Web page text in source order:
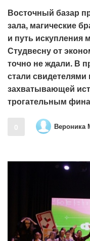
Восточный базар
зала, магические
и путь искупления
Студвесну от
точно не ждали. В
стали
захватывающей
трогательным
0 Вероника